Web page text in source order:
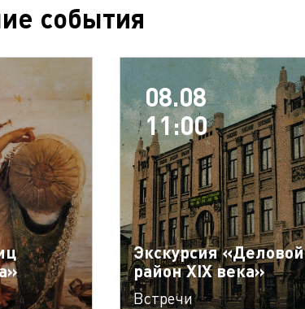
события
08.08
11:00
Экскурсия «Деловой
район XIX века»
Встречи